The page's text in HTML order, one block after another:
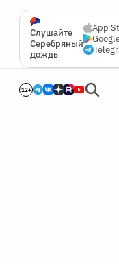
Слушайте
Серебряный
дождь
App
12+